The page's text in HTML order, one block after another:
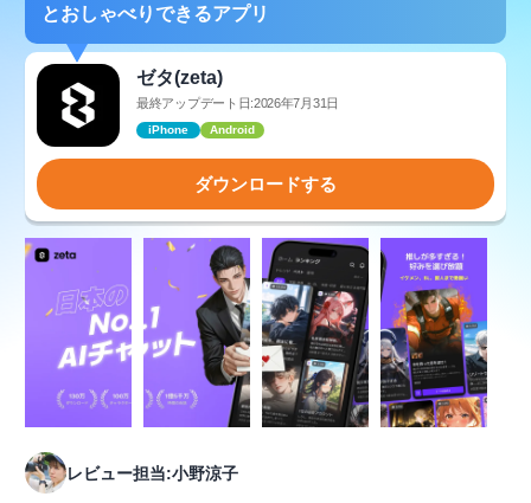
とおしゃべりできるアプリ
ゼタ(zeta)
最終アップデート日:2026年7月31日
iPhone Android
ダウンロードする
レビュー担当:小野涼子